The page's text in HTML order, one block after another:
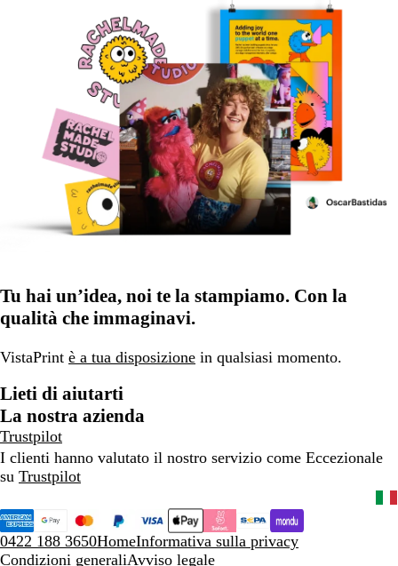
Tu hai un’idea, noi te la stampiamo. Con la
qualità che immaginavi.
VistaPrint è a tua disposizione in qualsiasi momento.
Lieti di aiutarti
La nostra azienda
Trustpilot
I clienti hanno valutato il nostro servizio come Eccezionale
su Trustpilot
0422 188 3650HomeInformativa sulla privacy
Condizioni generaliAvviso legale